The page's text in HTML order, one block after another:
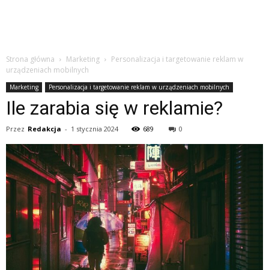
Strona główna Marketing
Personalizacja i targetowanie reklam w
urządzeniach mobilnych
Marketing Personalizacja i targetowanie reklam w urządzeniach mobilnych
Ile zarabia się w reklamie?
Przez Redakcja - 1 stycznia 2024 689 0